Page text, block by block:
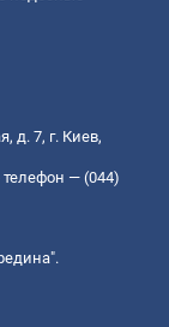
д. 7, г. Киев,
телефон — (044)